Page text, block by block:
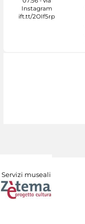
Servizi museali